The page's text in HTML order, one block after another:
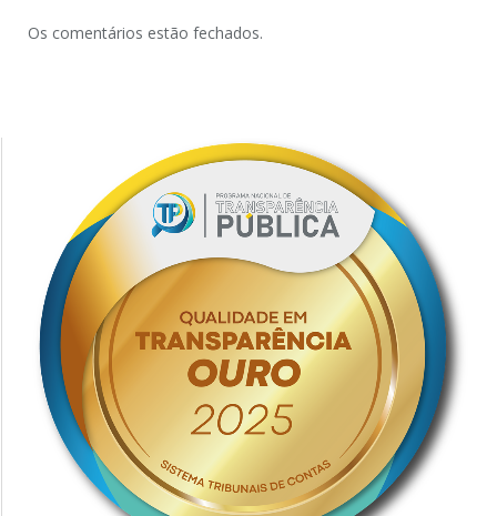
Os comentários estão fechados.